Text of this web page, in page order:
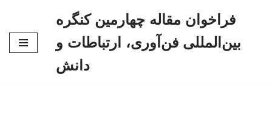
فراخوان مقاله چهارمین کنگره
بین‌المللی فن‌آوری، ارتباطات و
دانش